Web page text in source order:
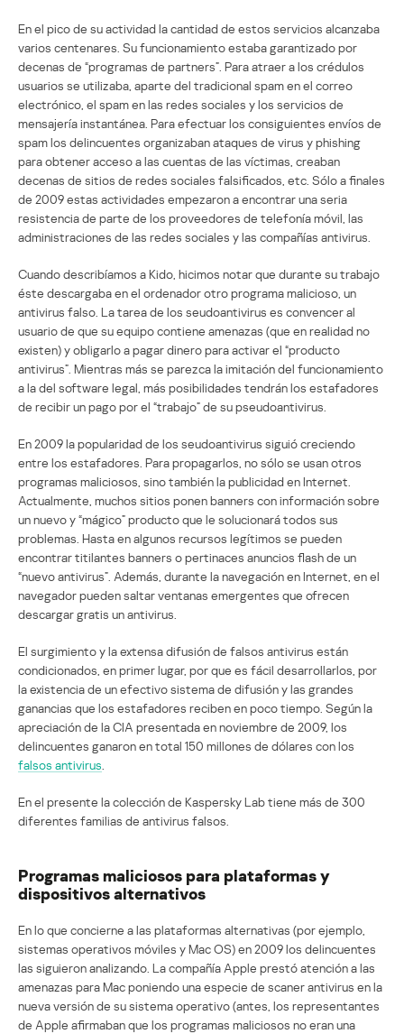
En el pico de su actividad la cantidad de estos servicios alcanzaba
varios centenares. Su funcionamiento estaba garantizado por
decenas de “programas de partners”. Para atraer a los crédulos
usuarios se utilizaba, aparte del tradicional spam en el correo
electrónico, el spam en las redes sociales y los servicios de
mensajería instantánea. Para efectuar los consiguientes envíos de
spam los delincuentes organizaban ataques de virus y phishing
para obtener acceso a las cuentas de las víctimas, creaban
decenas de sitios de redes sociales falsificados, etc. Sólo a finales
de 2009 estas actividades empezaron a encontrar una seria
resistencia de parte de los proveedores de telefonía móvil, las
administraciones de las redes sociales y las compañías antivirus.
Cuando describíamos a Kido, hicimos notar que durante su trabajo
éste descargaba en el ordenador otro programa malicioso, un
antivirus falso. La tarea de los seudoantivirus es convencer al
usuario de que su equipo contiene amenazas (que en realidad no
existen) y obligarlo a pagar dinero para activar el “producto
antivirus”. Mientras más se parezca la imitación del funcionamiento
a la del software legal, más posibilidades tendrán los estafadores
de recibir un pago por el “trabajo” de su pseudoantivirus.
En 2009 la popularidad de los seudoantivirus siguió creciendo
entre los estafadores. Para propagarlos, no sólo se usan otros
programas maliciosos, sino también la publicidad en Internet.
Actualmente, muchos sitios ponen banners con información sobre
un nuevo y “mágico” producto que le solucionará todos sus
problemas. Hasta en algunos recursos legítimos se pueden
encontrar titilantes banners o pertinaces anuncios flash de un
“nuevo antivirus”. Además, durante la navegación en Internet, en el
navegador pueden saltar ventanas emergentes que ofrecen
descargar gratis un antivirus.
El surgimiento y la extensa difusión de falsos antivirus están
condicionados, en primer lugar, por que es fácil desarrollarlos, por
la existencia de un efectivo sistema de difusión y las grandes
ganancias que los estafadores reciben en poco tiempo. Según la
apreciación de la CIA presentada en noviembre de 2009, los
delincuentes ganaron en total 150 millones de dólares con los
falsos antivirus
En el presente la colección de Kaspersky Lab tiene más de 300
diferentes familias de antivirus falsos.
Programas maliciosos para plataformas y
dispositivos alternativos
En lo que concierne a las plataformas alternativas (por ejemplo,
sistemas operativos móviles y Mac OS) en 2009 los delincuentes
las siguieron analizando. La compañía Apple prestó atención a las
amenazas para Mac poniendo una especie de scaner antivirus en la
nueva versión de su sistema operativo (antes, los representantes
de Apple afirmaban que los programas maliciosos no eran una